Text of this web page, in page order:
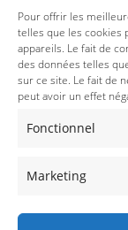
Pour offrir les
telles que les cookies
appareils. Le fait de
des données telles
sur ce site. Le fait de
peut avoir un effet
Fonctionnel
Marketing
Politique de
Nos réseaux